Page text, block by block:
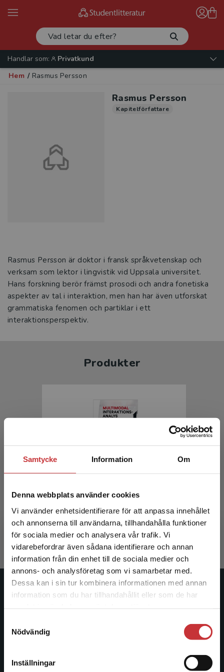
Samtycke Information Om
Denna webbplats använder cookies
Vi använder enhetsidentifierare för att anpassa innehållet
och annonserna till användarna, tillhandahålla funktioner
för sociala medier och analysera vår trafik. Vi
vidarebefordrar även sådana identifierare och annan
information från din enhet till de sociala medier och
annons- och analysföretag som vi samarbetar med.
Dessa kan i sin tur kombinera informationen med annan
information som du har tillhandahållit eller som de har
Nödvändig
Inställningar
Begränsad fraktregion
Det verkar som att du besöker
studentlitteratur.se via en enhet utanför Sverige.
Vi erbjuder inte leveranser utanför Sverige. För
att kunna slutföra ett köp måste
Handlar som:
Privatkund
Hem / Rasmus Persson
Rasmus Persson
Kapitelförfattare
Rasmus Persson är doktor i fransk språkvetenskap och
verksam som lektor i lingvistik vid Uppsala universitet.
Hans forskning berör främst prosodi och andra fonetiska
aspekter av tal i interaktion, men han har även utforskat
grammatiska fenomen och partiklar i ett
interaktionsperspektiv.
Produkter
Broth, M - Keevallik, L (red.)
424 krinkl. moms
Exkl. moms: 400 kr
Studentlitteratur
ledande utbildningsförlag. Med läromedel, kurslitteratur,
informationstjänster i utbudet, finns Studentlitteratur med
längs hela kunskapsresan.